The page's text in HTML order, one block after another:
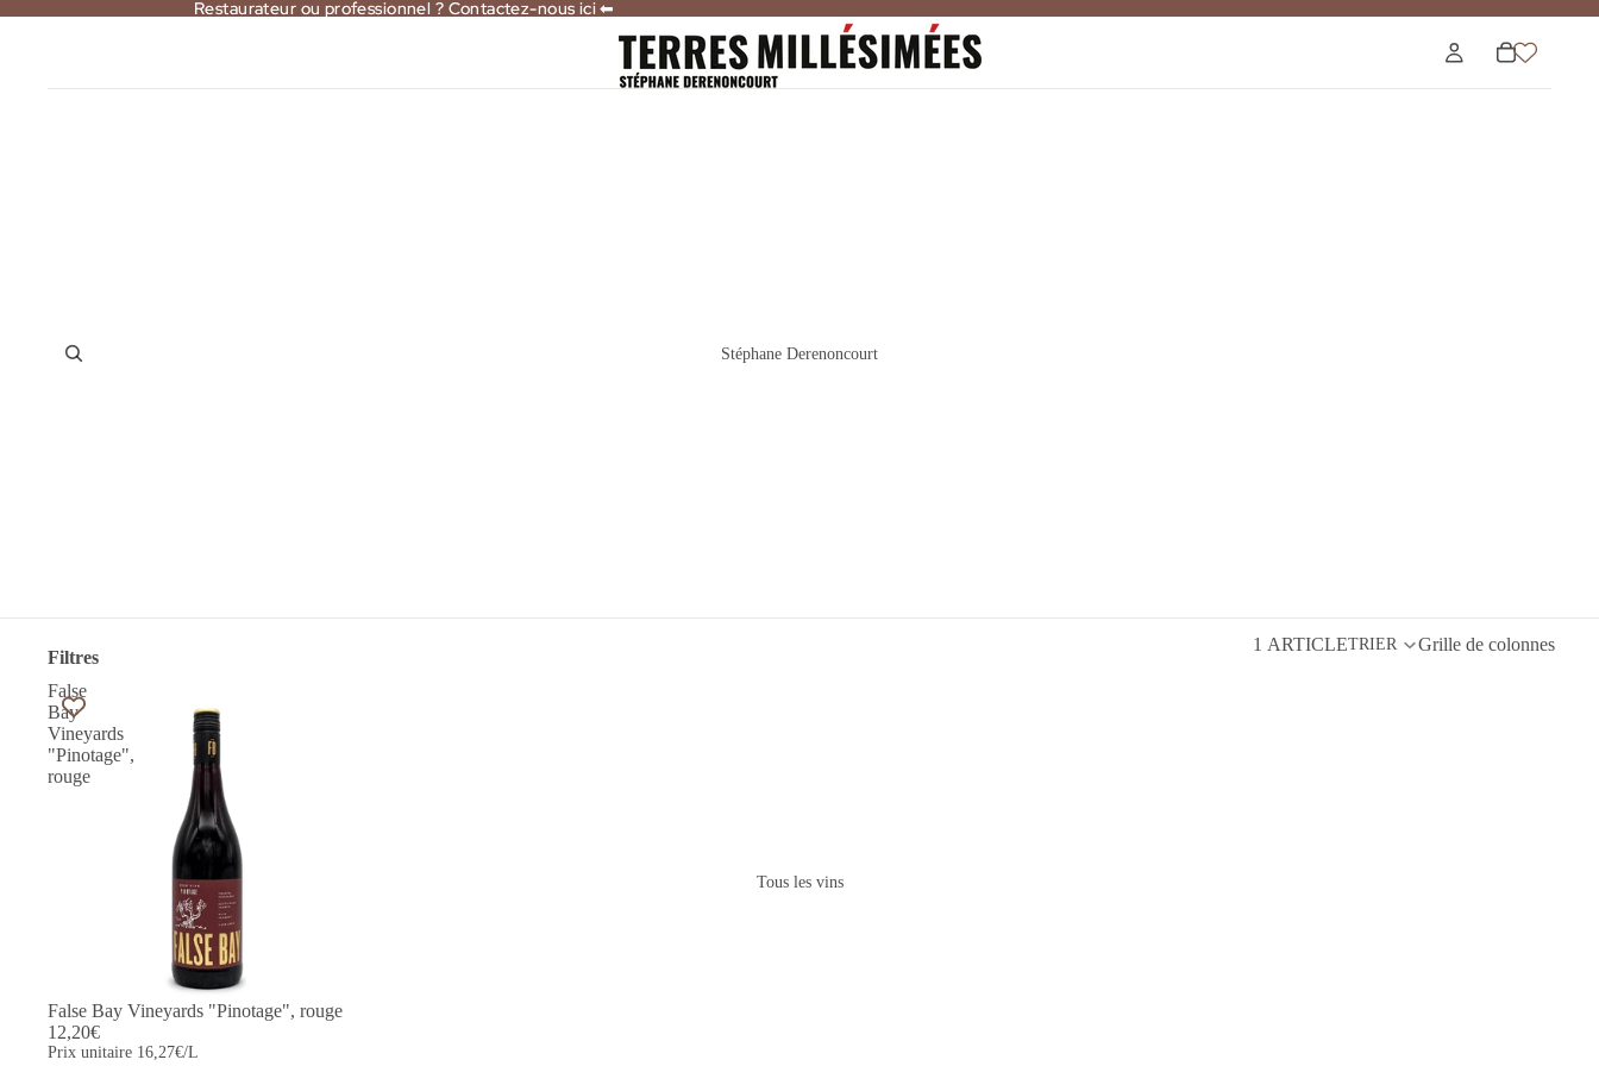
Restaurateur ou professionnel ? Contactez-nous ici ⬅
Restaurateur ou professionnel ? Contactez-nous ici ⬅
Stéphane Derenoncourt
Tous les vins
Filtres
1 ARTICLETRIER Grille de colonnes
False
Bay
Vineyards
"Pinotage",
rouge
False Bay Vineyards "Pinotage", rouge
12,20€
Prix unitaire 16,27€/L